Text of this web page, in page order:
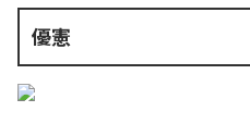
優憲